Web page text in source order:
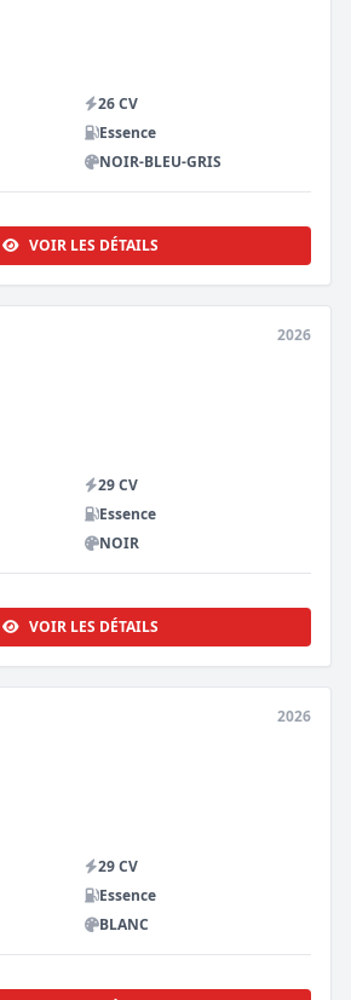
26 CV
Essence
NOIR-BLEU-GRIS
VOIR LES DÉTAILS
2026
29 CV
Essence
NOIR
VOIR LES DÉTAILS
2026
29 CV
Essence
BLANC